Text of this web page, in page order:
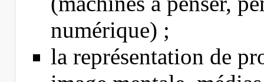
numérique) ;
la représentation de